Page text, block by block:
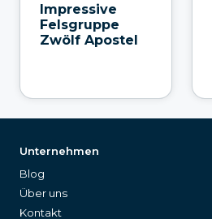
Impressive
Felsgruppe
Zwölf Apostel
Unternehmen
Blog
Über uns
Kontakt